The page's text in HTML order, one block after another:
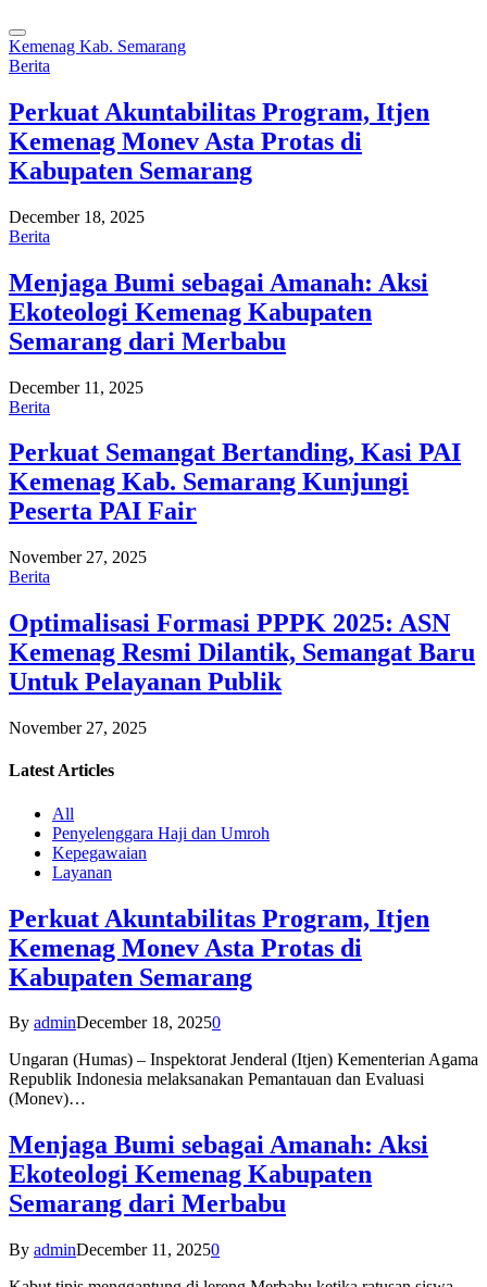
Kemenag Kab. Semarang
Berita
Perkuat Akuntabilitas Program, Itjen
Kemenag Monev Asta Protas di
Kabupaten Semarang
December 18, 2025
Berita
Menjaga Bumi sebagai Amanah: Aksi
Ekoteologi Kemenag Kabupaten
Semarang dari Merbabu
December 11, 2025
Berita
Perkuat Semangat Bertanding, Kasi PAI
Kemenag Kab. Semarang Kunjungi
Peserta PAI Fair
November 27, 2025
Berita
Optimalisasi Formasi PPPK 2025: ASN
Kemenag Resmi Dilantik, Semangat Baru
Untuk Pelayanan Publik
November 27, 2025
Latest Articles
All
Penyelenggara Haji dan Umroh
Kepegawaian
Layanan
Perkuat Akuntabilitas Program, Itjen
Kemenag Monev Asta Protas di
Kabupaten Semarang
By adminDecember 18, 20250
Ungaran (Humas) – Inspektorat Jenderal (Itjen) Kementerian Agama
Republik Indonesia melaksanakan Pemantauan dan Evaluasi
(Monev)…
Menjaga Bumi sebagai Amanah: Aksi
Ekoteologi Kemenag Kabupaten
Semarang dari Merbabu
By adminDecember 11, 20250